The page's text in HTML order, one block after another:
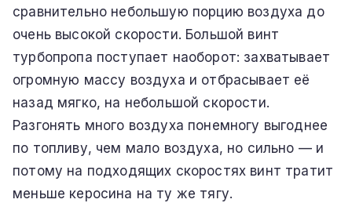
сравнительно небольшую порцию воздуха до
очень высокой скорости. Большой винт
турбопропа поступает наоборот: захватывает
огромную массу воздуха и отбрасывает её
назад мягко, на небольшой скорости.
Разгонять много воздуха понемногу выгоднее
по топливу, чем мало воздуха, но сильно — и
потому на подходящих скоростях винт тратит
меньше керосина на ту же тягу.